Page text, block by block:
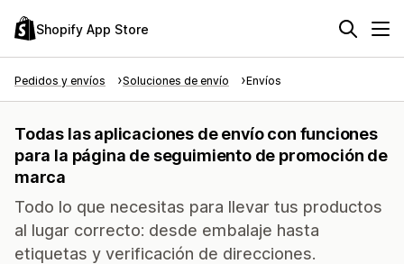
Shopify App Store
Pedidos y envíos Soluciones de envío Envíos
Todas las aplicaciones de envío con funciones
para la página de seguimiento de promoción de
marca
Todo lo que necesitas para llevar tus productos
al lugar correcto: desde embalaje hasta
etiquetas y verificación de direcciones.